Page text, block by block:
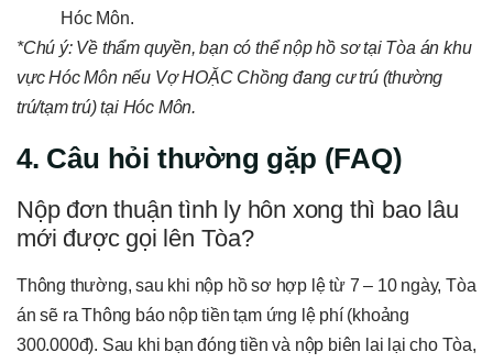
Hóc Môn.
*Chú ý: Về thẩm quyền, bạn có thể nộp hồ sơ tại Tòa án khu
vực Hóc Môn nếu Vợ HOẶC Chồng đang cư trú (thường
trú/tạm trú) tại Hóc Môn.
4. Câu hỏi thường gặp (FAQ)
Nộp đơn thuận tình ly hôn xong thì bao lâu
mới được gọi lên Tòa?
Thông thường, sau khi nộp hồ sơ hợp lệ từ 7 – 10 ngày, Tòa
án sẽ ra Thông báo nộp tiền tạm ứng lệ phí (khoảng
300.000đ). Sau khi bạn đóng tiền và nộp biên lai lại cho Tòa,